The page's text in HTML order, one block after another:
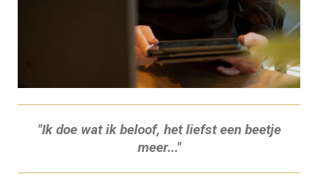
"Ik doe wat ik beloof, het liefst een beetje
meer..."